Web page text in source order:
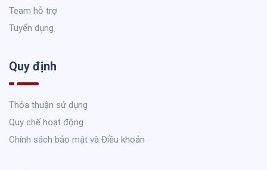
Team hỗ trợ
Tuyển dụng
Quy định
Thỏa thuận sử dụng
Quy chế hoạt động
Chính sách bảo mật và Điều khoản